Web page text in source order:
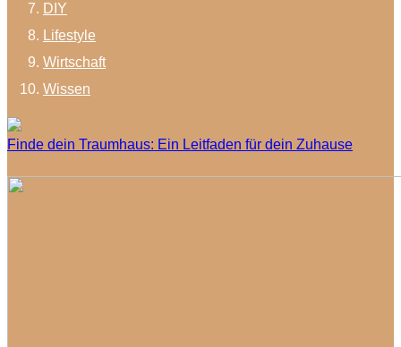
DIY
Lifestyle
Wirtschaft
Wissen
Finde dein Traumhaus: Ein Leitfaden für dein Zuhause